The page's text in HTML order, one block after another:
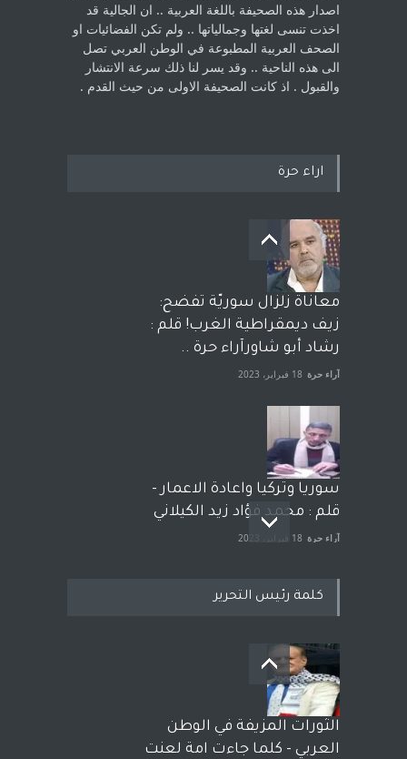
اصدار هذه الصحيفة باللغة العربية .. ان الجالية قد
اخذت ‏تنسى لغتها وجمالياتها .. ولم تكن الفضائيات او
الصحف العربية المطبوعة في الوطن ‏العربي تصل
الى هذه الناحية .. وقد يسر لنا ذلك سرعة الانتشار
والقبول . اذ كانت ‏الصحيفة الاولى من حيث القدم . ‏
اراء حرة
معاناة زلزال سوريّة تفضح:
زيف ديمقراطية الغرب! قلم :
رشاد أبو شاورآراء حرة ..
آراء حرة 18 فبراير، 2023
سوريا وتركيا واعادة الاعمار -
قلم : محمد فؤاد زيد الكيلاني
آراء حرة 18 فبراير، 2023
بعد معارك قضائية طاحنة كتب
وترافع فيها بنفسه مرة اخرى..
الشيخ طارق يوسف يقهر
الحكومة الأمريكية ، فأعطوه
الجنسية عن يد وهم صاغرون،
كلمة رئيس التحرير
الثورات المزيفة في الوطن
العربي - كلما جاءت امة لعنت